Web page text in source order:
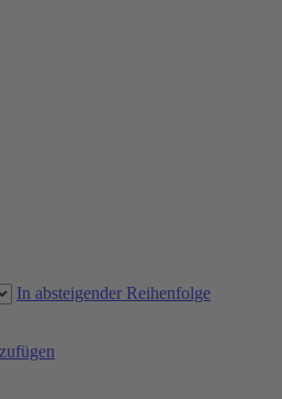
In absteigender Reihenfolge